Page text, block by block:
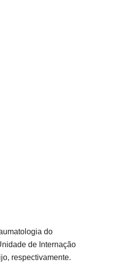
do
de Internação
respectivamente.